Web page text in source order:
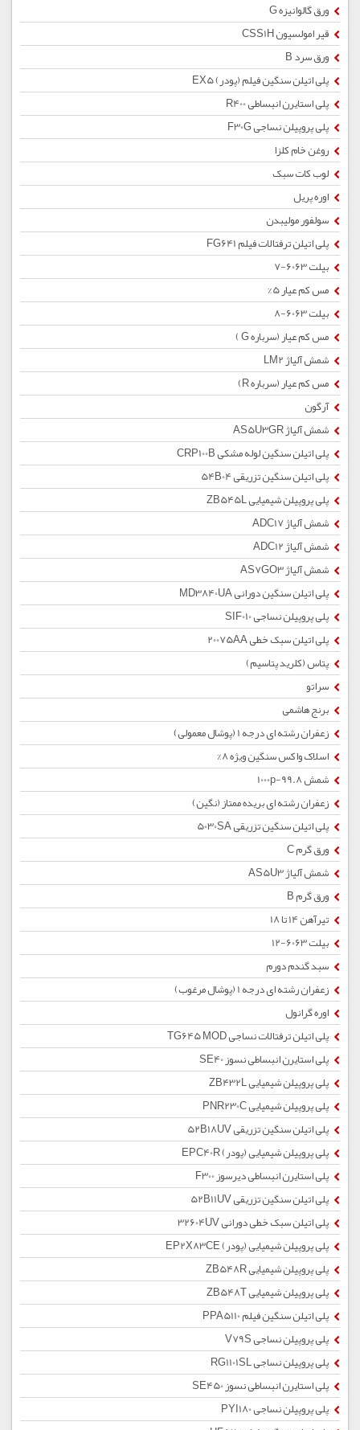
ورق گالوانیزه G
قیر امولسیون CSS1H
ورق سرد B
پلی اتیلن سنگین فیلم (پودر) EX5
پلی استایرن انبساطی R400
پلی پروپیلن نساجی F30G
روغن خام کلزا
لوب کات سبک
اوره پریل
سولفور مولیبدن
پلی اتیلن ترفتالات فیلم FG641
بیلت 6063-7
مس کم عیار 5%
بیلت 6063-8
مس کم عیار (سرباره G )
شمش آلیاژ LM2
مس کم عیار (سرباره R)
آرگون
شمش آلیاژ AS5U3GR
پلی اتیلن سنگین لوله مشکی CRP100B
پلی اتیلن سنگین تزریقی 54B04
پلی پروپیلن شیمیایی ZB545L
شمش آلیاژ ADC17
شمش آلیاژ ADC12
شمش آلیاژ AS7GO3
پلی اتیلن سنگین دورانی MD3840UA
پلی پروپیلن نساجی SIF010
پلی اتیلن سبک خطی 20075AA
پتاس (کلرید پتاسیم)
سراتو
برنج هاشمی
زعفران رشته ای درجه 1 (پوشال معمولی)
اسلاک واکس سنگین ویژه 8%
شمش 1000p-99.8
زعفران رشته ای بریده ممتاز (نگین)
پلی اتیلن سنگین تزریقی 5030SA
ورق گرم C
شمش آلیاژ AS5U3
ورق گرم B
تیرآهن 14 تا 18
بیلت 6063-12
سبد گندم دورم
زعفران رشته ای درجه 1 (پوشال مرغوب)
اوره گرانول
پلی اتیلن ترفتالات نساجی TG645 MOD
پلی استایرن انبساطی نسوز SE40
پلی پروپیلن شیمیایی ZB432L
پلی پروپیلن شیمیایی PNR230C
پلی اتیلن سنگین تزریقی 52B18UV
پلی پروپیلن شیمیایی (پودر) EPC40R
پلی استایرن انبساطی دیرسوز F300
پلی اتیلن سنگین تزریقی 52B11UV
پلی اتیلن سبک خطی دورانی 32604UV
پلی پروپیلن شیمیایی (پودر) EP2X83CE
پلی پروپیلن شیمیایی ZB548R
پلی پروپیلن شیمیایی ZB548T
پلی اتیلن سنگین فیلم PPA5110
پلی پروپیلن نساجی V79S
پلی پروپیلن نساجی RG1101SL
پلی استایرن انبساطی نسوز SE450
پلی پروپیلن نساجی PYI180